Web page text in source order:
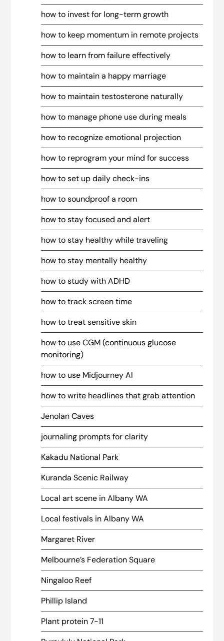
how to invest for long-term growth
how to keep momentum in remote projects
how to learn from failure effectively
how to maintain a happy marriage
how to maintain testosterone naturally
how to manage phone use during meals
how to recognize emotional projection
how to reprogram your mind for success
how to set up daily check-ins
how to soundproof a room
how to stay focused and alert
how to stay healthy while traveling
how to stay mentally healthy
how to study with ADHD
how to track screen time
how to treat sensitive skin
how to use CGM (continuous glucose
monitoring)
how to use Midjourney AI
how to write headlines that grab attention
Jenolan Caves
journaling prompts for clarity
Kakadu National Park
Kuranda Scenic Railway
Local art scene in Albany WA
Local festivals in Albany WA
Margaret River
Melbourne’s Federation Square
Ningaloo Reef
Phillip Island
Plant protein 7-11